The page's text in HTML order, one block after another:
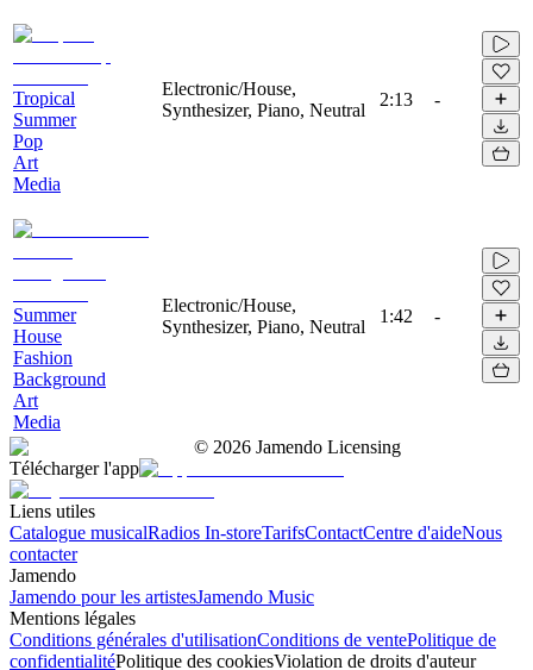
Tropical
Summer
Pop
Art
Media
Electronic/House,
Synthesizer, Piano, Neutral
2:13 -
Summer
House
Fashion
Background
Art
Media
Electronic/House,
Synthesizer, Piano, Neutral
1:42 -
© 2026 Jamendo Licensing
Télécharger l'app
Liens utiles
Catalogue musicalRadios In-storeTarifsContactCentre d'aideNous
contacter
Jamendo
Jamendo pour les artistesJamendo Music
Mentions légales
Conditions générales d'utilisationConditions de ventePolitique de
confidentialitéPolitique des cookiesViolation de droits d'auteur